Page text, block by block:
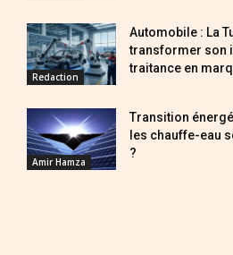
Redaction
Automobile : La
transformer son
traitance en
Amir Hamza
Transition
les chauffe-eau
?